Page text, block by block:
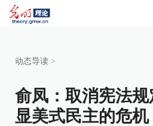
动态导读 >
俞凤：取消宪法
显美式民主的危机